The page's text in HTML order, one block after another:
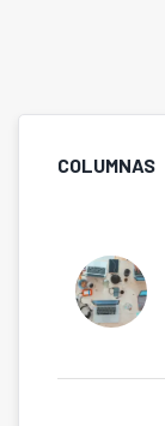
COLUMNAS